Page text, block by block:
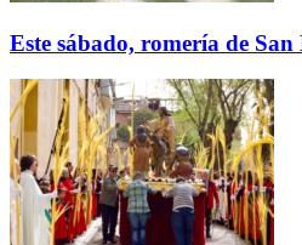
Este sábado, romería de